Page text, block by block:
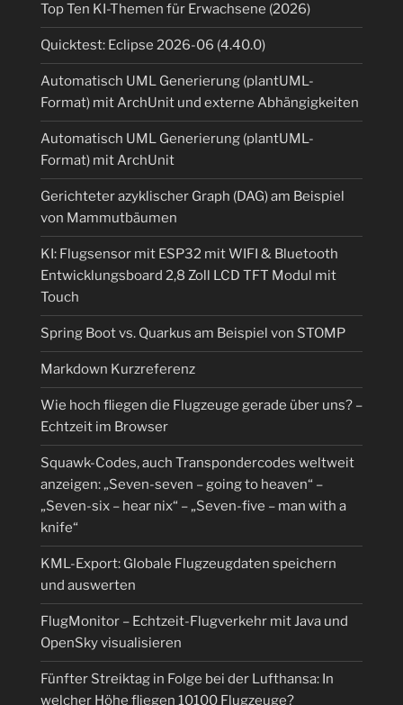
Top Ten KI-Themen für Erwachsene (2026)
Quicktest: Eclipse 2026-06 (4.40.0)
Automatisch UML Generierung (plantUML-
Format) mit ArchUnit und externe Abhängigkeiten
Automatisch UML Generierung (plantUML-
Format) mit ArchUnit
Gerichteter azyklischer Graph (DAG) am Beispiel
von Mammutbäumen
KI: Flugsensor mit ESP32 mit WIFI & Bluetooth
Entwicklungsboard 2,8 Zoll LCD TFT Modul mit
Touch
Spring Boot vs. Quarkus am Beispiel von STOMP
Markdown Kurzreferenz
Wie hoch fliegen die Flugzeuge gerade über uns? –
Echtzeit im Browser
Squawk-Codes, auch Transpondercodes weltweit
anzeigen: „Seven-seven – going to heaven“ –
„Seven-six – hear nix“ – „Seven-five – man with a
knife“
KML-Export: Globale Flugzeugdaten speichern
und auswerten
FlugMonitor – Echtzeit-Flugverkehr mit Java und
OpenSky visualisieren
Fünfter Streiktag in Folge bei der Lufthansa: In
welcher Höhe fliegen 10100 Flugzeuge?